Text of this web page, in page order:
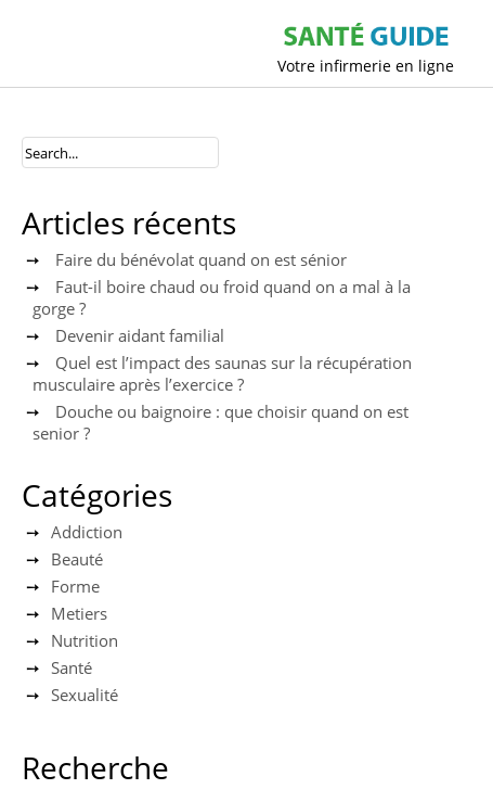
Votre infirmerie en ligne
Articles récents
Faire du bénévolat quand on est sénior
Faut-il boire chaud ou froid quand on a mal à la
gorge ?
Devenir aidant familial
Quel est l’impact des saunas sur la récupération
musculaire après l’exercice ?
Douche ou baignoire : que choisir quand on est
senior ?
Catégories
Addiction
Beauté
Forme
Metiers
Nutrition
Santé
Sexualité
Recherche